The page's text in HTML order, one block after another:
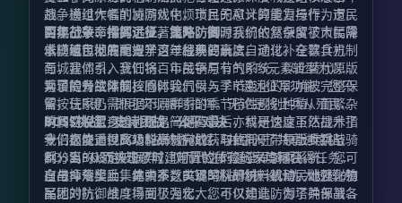
趣。通过大幅削减游戏中烦琐且无意义的重复操作，市民
的执行效率得到了显著提升，同时我们依然保留了市民需
求随城市发展而提升这一经典要素。
战争模组作者的协同优化，市民的AI计算能力与行为逻辑
实现了革命性的进步。此外，资源系统的复杂度被大幅降
低，殖民地的配方学习过程现已高度自动化。在饮食方
面，我们引入烹饪锅、市民锅与节气系统，以此替代原版
繁琐的餐饮限制；同时，气候与季节变化的影响被完整保
留，玩家仍需根据不同群系的季节特性规划种植，而繁杂
的餐饮设置逻辑也随之简化。最后，科研速度虽然提升了
十倍之快，但高级科研材料的获取依托于带领士兵挑战
BOSS，从而实现了城建与冒险体验的深度耦合。
百年战争：指挥远征，策略防御
本模组包彻底重塑了百年战争的玩法。通过补全募兵机制
与城建体系，我们将百年战争原有的RTS元素转型为以带
兵冒险为主体的核心体验。
为了提升战斗操控感，我们引入了R键远征军功能：您只
需按住R键，即可实现瞬时指挥。无论是将士兵从殖民地
瞬间召唤至身边，还是一键遣返，亦或是快速下达战术指
令，都能通过此功能高效完成。与此同时，原版步兵与骑
兵分离的设定被摒弃，取而代之的是全军骑乘系统，您可
自由命令士兵集体骑乘，实现军队的统一机动。此外，殖
民地的防御维度得到了强化，您可以建造防御塔并部署各
BOSS挑战：史诗团战，公平对决
我们极度重视BOSS战的游戏性，并引入了共享进度机
制：当BOSS被击败时，附近的所有玩家均可获得任务进
度与掉落奖励，其中不乏关键的科研材料或殖民地强化物
品。
在战斗规模上，绝大多数BOSS挑战均被设计为大规模的
军团对抗，战斗场面极为宏大。不仅如此，为了确保战斗